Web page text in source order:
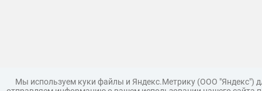
Мы используем куки файлы и Яндекс.Метрику (ООО "Яндекс")